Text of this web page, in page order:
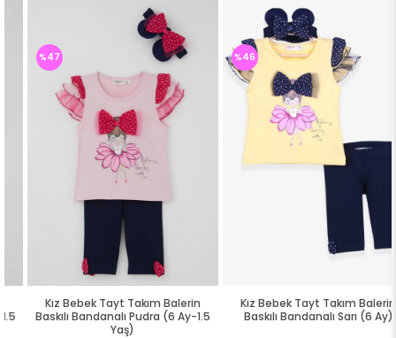
Kız Bebek Tayt Takım Balerin
Baskılı Bandanalı Pudra (6 Ay-1.5
Yaş)
%47
Kız Bebek Tayt Takım Balerin
Baskılı Bandanalı Sarı (6 Ay)
%46